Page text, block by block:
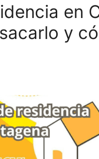
en
y